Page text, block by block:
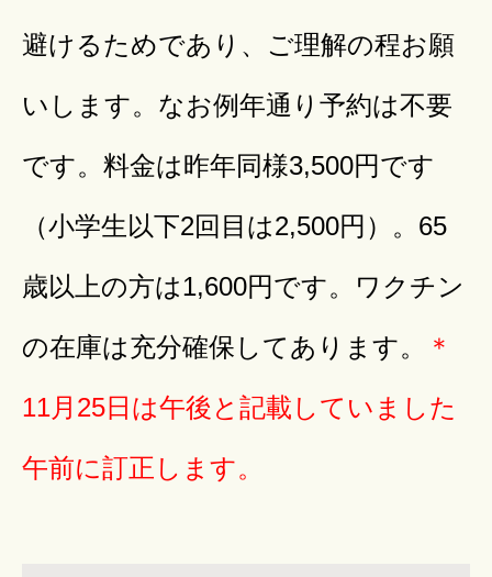
避けるためであり、ご理解の程お願
いします。なお例年通り予約は不要
です。料金は昨年同様3,500円です
（小学生以下2回目は2,500円）。65
歳以上の方は1,600円です。ワクチン
の在庫は充分確保してあります。 ＊
11月25日は午後と記載していました
午前に訂正します。